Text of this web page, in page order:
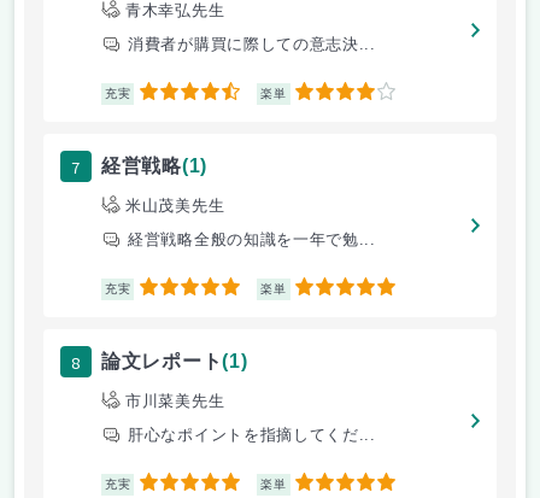
青木幸弘先生
消費者が購買に際しての意志決...
充実 4.5 楽単 4
7 経営戦略(1)
米山茂美先生
経営戦略全般の知識を一年で勉...
充実 5 楽単 5
8 論文レポート(1)
市川菜美先生
肝心なポイントを指摘してくだ...
充実 5 楽単 5